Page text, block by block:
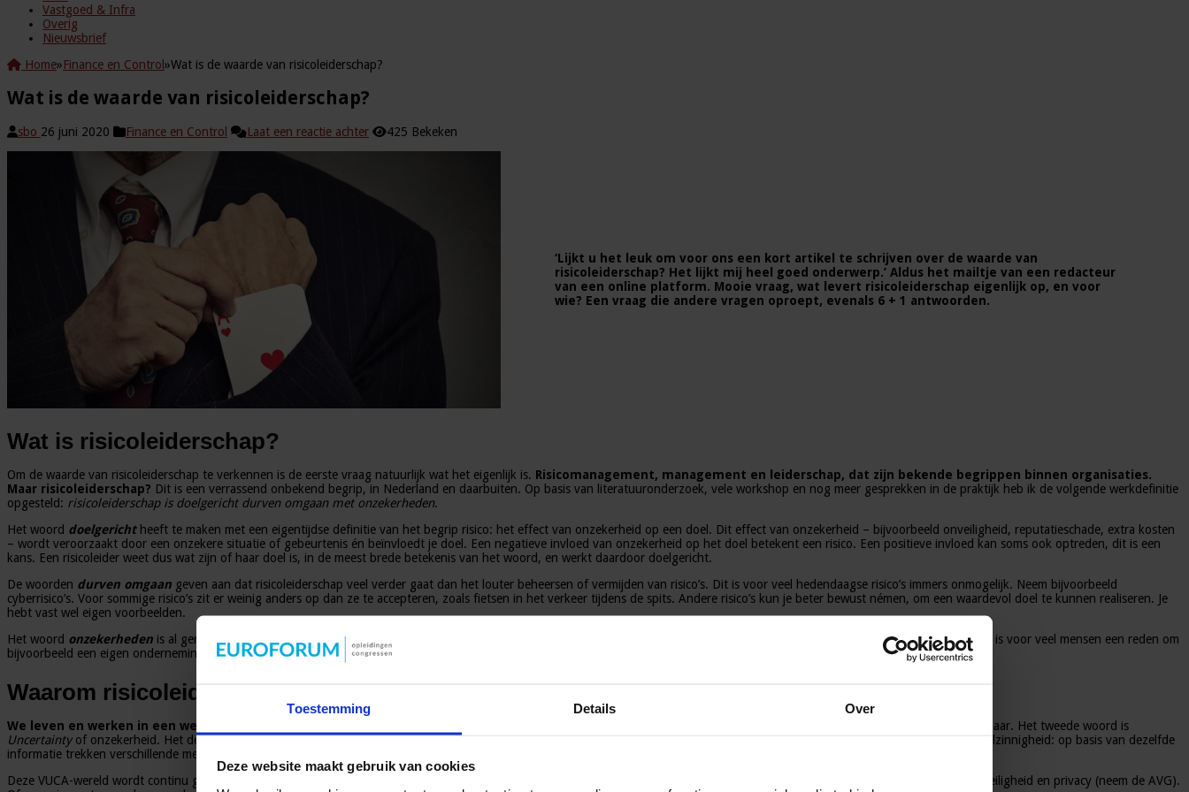
Toestemming Details Over
Deze website maakt gebruik van cookies
Vastgoed & Infra
Overig
Nieuwsbrief
Home»Finance en Control »Wat is de waarde van risicoleiderschap?
Wat is de waarde van risicoleiderschap?
sbo 26 juni 2020 Finance en Control Laat een reactie achter 425 Bekeken
‘Lijkt u het leuk om voor ons een kort artikel te schrijven over de waarde van
risicoleiderschap? Het lijkt mij heel goed onderwerp.’ Aldus het mailtje van een redacteur
van een online platform. Mooie vraag, wat levert risicoleiderschap eigenlijk op, en voor
wie? Een vraag die andere vragen oproept, evenals 6 + 1 antwoorden.
Wat is risicoleiderschap?
Om de waarde van risicoleiderschap te verkennen is de eerste vraag natuurlijk wat het eigenlijk is. Risicomanagement, management en leiderschap, dat zijn bekende begrippen binnen organisaties.
Maar risicoleiderschap? Dit is een verrassend onbekend begrip, in Nederland en daarbuiten. Op basis van literatuuronderzoek, vele workshop en nog meer gesprekken in de praktijk heb ik de volgende werkdefinitie
opgesteld: risicoleiderschap is doelgericht durven omgaan met onzekerheden.
Het woord doelgericht heeft te maken met een eigentijdse definitie van het begrip risico: het effect van onzekerheid op een doel. Dit effect van onzekerheid – bijvoorbeeld onveiligheid, reputatieschade, extra kosten
– wordt veroorzaakt door een onzekere situatie of gebeurtenis én beïnvloedt je doel. Een negatieve invloed van onzekerheid op het doel betekent een risico. Een positieve invloed kan soms ook optreden, dit is een
kans. Een risicoleider weet dus wat zijn of haar doel is, in de meest brede betekenis van het woord, en werkt daardoor doelgericht.
De woorden durven omgaan geven aan dat risicoleiderschap veel verder gaat dan het louter beheersen of vermijden van risico’s. Dit is voor veel hedendaagse risico’s immers onmogelijk. Neem bijvoorbeeld
cyberrisico’s. Voor sommige risico’s zit er weinig anders op dan ze te accepteren, zoals fietsen in het verkeer tijdens de spits. Andere risico’s kun je beter bewust némen, om een waardevol doel te kunnen realiseren. Je
hebt vast wel eigen voorbeelden.
Het woord onzekerheden is al genoemde in de risicodefinitie: onzekerheden met negatieve effecten op doelen zijn risico’s. Maar onzekerheden kunnen ook volop kansen bieden! Dit is voor veel mensen een reden om
bijvoorbeeld een eigen onderneming te starten, of om aandelen te kopen.
Waarom risicoleiderschap?
We leven en werken in een wereld die wel de VUCA-wereld wordt genoemd
. De letters VUCA staan voor vier woorden. Het eerst woord is Volatiel: dynamisch, onvoorspelbaar. Het tweede woord is
Uncertaintyof onzekerheid. Het derde woord is Complexiteit: allerlei factoren beïnvloeden elkaar op een manier die we niet volledig begrijpen. Het vierde woord is Ambiguïteit, dubbelzinnigheid: op basis van dezelfde
informatie trekken verschillende mensen heel verschillende conclusies.
Deze VUCA-wereld wordt continu gevoed door allerlei ontwikkelingen. Bijvoorbeeld op het gebied van technologie, digitalisering en robotisering. Maar ook door spanningen tussen veiligheid en privacy (neem de AVG).